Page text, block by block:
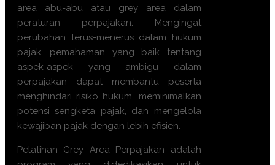
area abu-abu atau grey area dalam
peraturan perpajakan. Mengingat
perubahan terus-menerus dalam hukum
pajak, pemahaman yang baik tentang
aspek-aspek yang ambigu dalam
perpajakan dapat membantu peserta
menghindari risiko hukum, meminimalkan
potensi sengketa pajak, dan mengelola
kewajiban pajak dengan lebih efisien.
Pelatihan Grey Area Perpajakan adalah